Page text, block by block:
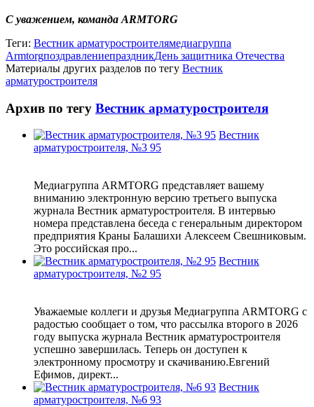
С уважением, команда ARMTORG
Теги: Вестник арматуростроителямедиагруппа
ArmtorgпоздравлениепраздникДень защитника Отечества
Материалы других разделов по тегу Вестник
арматуростроителя
Архив по тегу Вестник арматуростроителя
Вестник
арматуростроителя, №3 95
Медиагруппа ARMTORG представляет вашему
вниманию электронную версию третьего выпуска
журнала Вестник арматуростроителя. В интервью
номера представлена беседа с генеральным директором
предприятия Краны Балашихи Алексеем Свешниковым.
Это российская про...
Вестник
арматуростроителя, №2 95
Уважаемые коллеги и друзья Медиагруппа ARMTORG с
радостью сообщает о том, что рассылка второго в 2026
году выпуска журнала Вестник арматуростроителя
успешно завершилась. Теперь он доступен к
электронному просмотру и скачиванию.Евгений
Ефимов, директ...
Вестник
арматуростроителя, №6 93